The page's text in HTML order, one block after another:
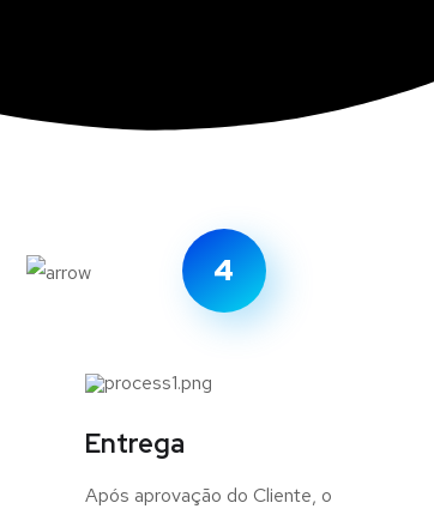
4
Entrega
Após aprovação do Cliente, o